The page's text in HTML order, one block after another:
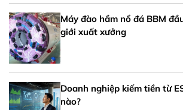
Máy đào hầm nổ đá BBM
giới xuất xưởng
Doanh nghiệp kiếm tiền từ
nào?